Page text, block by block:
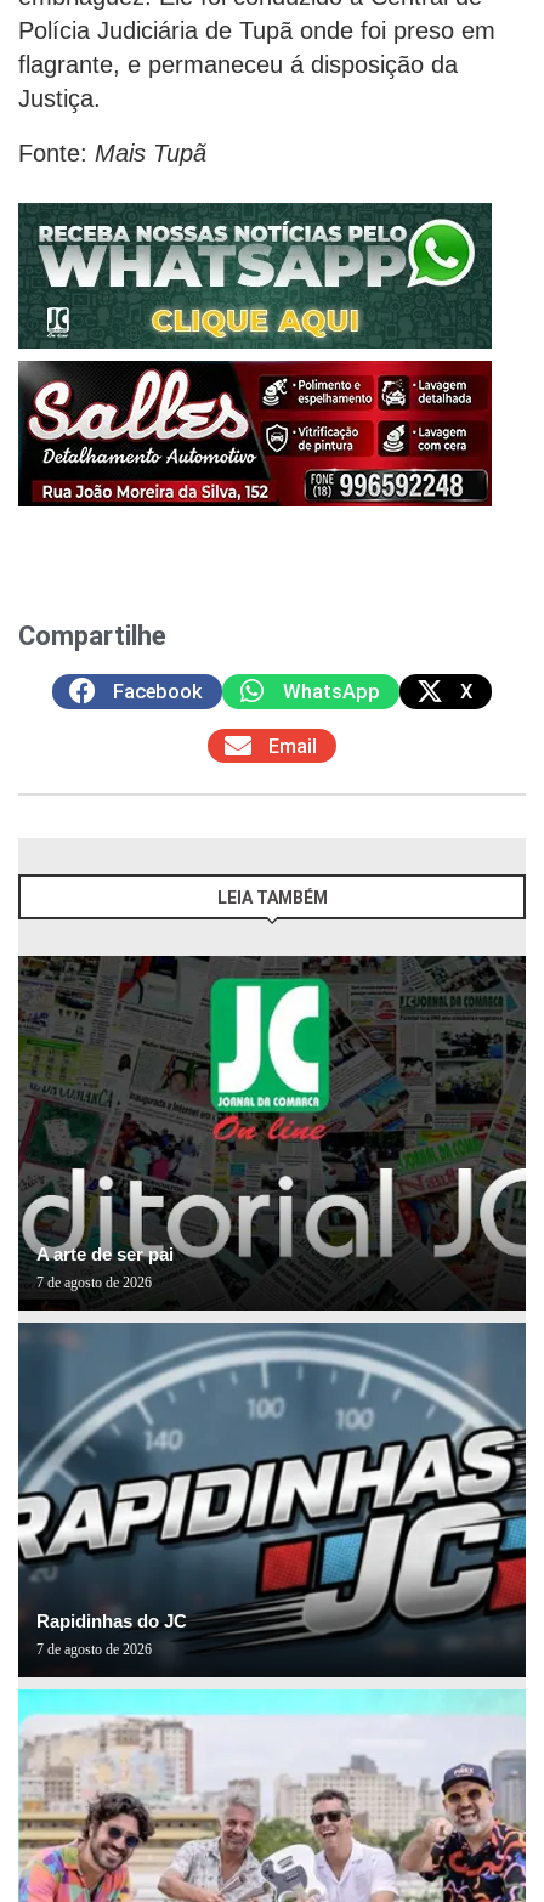
Polícia Judiciária de Tupã onde foi preso em
flagrante, e permaneceu á disposição da
Justiça.
Fonte: Mais Tupã
Compartilhe
Facebook WhatsApp X
Email
LEIA TAMBÉM
A arte de ser pai
7 de agosto de 2026
Rapidinhas do JC
7 de agosto de 2026